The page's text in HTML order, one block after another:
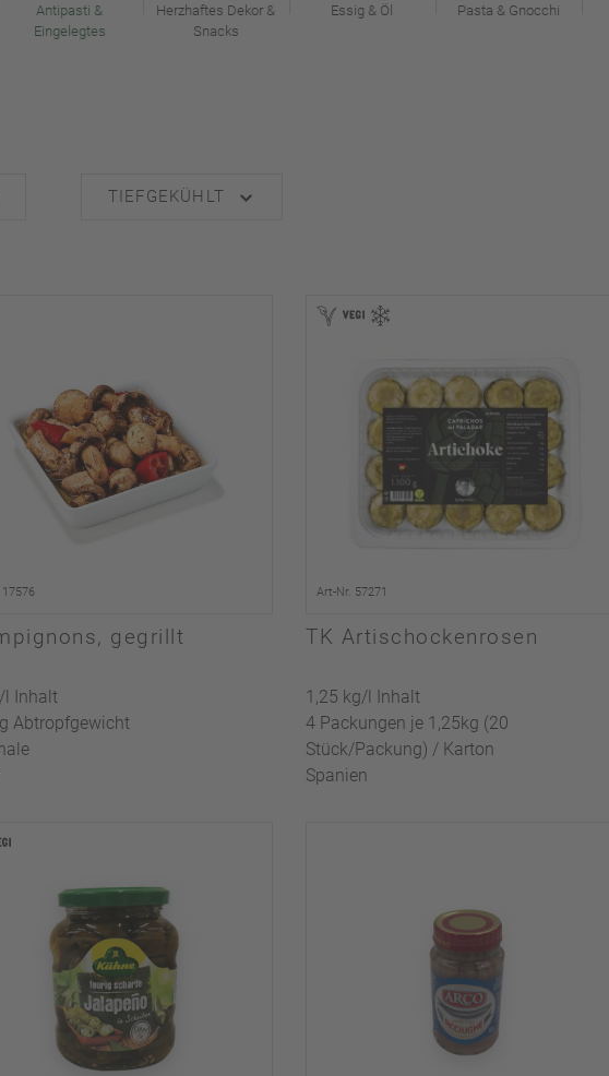
Antipasti &
Eingelegtes
Herzhaftes Dekor &
Snacks
Essig & Öl Pasta & Gnocchi
TIEFGEKÜHLT
gegrillt
l Inhalt
Abtropfgewicht
Art-Nr. 57271
TK Artischockenrosen
1,25 kg/l Inhalt
4 Packungen je 1,25kg (20
Stück/Packung) / Karton
Spanien